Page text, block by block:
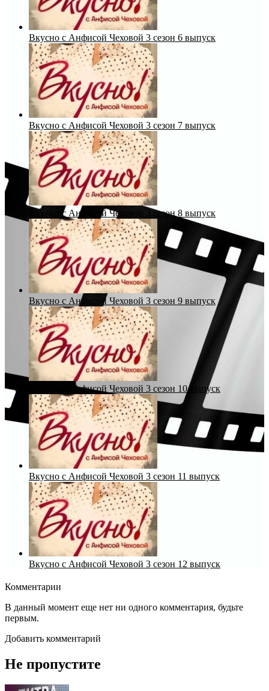
Вкусно с Анфисой Чеховой 3 сезон 6 выпуск
Вкусно с Анфисой Чеховой 3 сезон 7 выпуск
Вкусно с Анфисой Чеховой 3 сезон 8 выпуск
Вкусно с Анфисой Чеховой 3 сезон 9 выпуск
Вкусно с Анфисой Чеховой 3 сезон 10 выпуск
Вкусно с Анфисой Чеховой 3 сезон 11 выпуск
Вкусно с Анфисой Чеховой 3 сезон 12 выпуск
Комментарии
В данный момент еще нет ни одного комментария, будьте
первым.
Добавить комментарий
Не пропустите